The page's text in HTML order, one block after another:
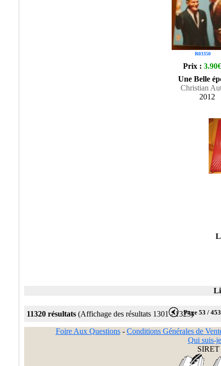
R03350
Prix : 3.90€
Une Belle
Christian
2012
11320 résultats (Affichage des résultats 1301 - 1325)Page 53 / 453
Foire Aux Questions- Conditions Générales de
Qui suis-
SIRET